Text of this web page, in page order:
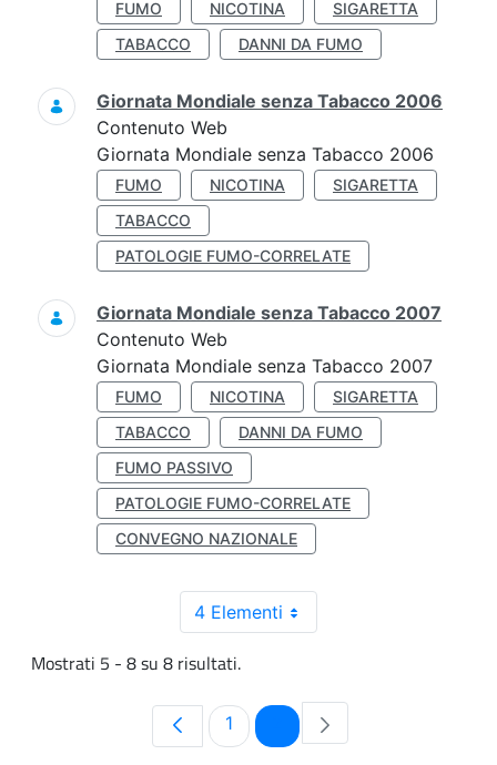
FUMO NICOTINA
SIGARETTA
TABACCO
DANNI DA FUMO
Giornata Mondiale senza Tabacco 2006
Contenuto Web
Giornata Mondiale senza Tabacco 2006
FUMO NICOTINA
SIGARETTA
TABACCO
PATOLOGIE FUMO-CORRELATE
Giornata Mondiale senza Tabacco 2007
Contenuto Web
Giornata Mondiale senza Tabacco 2007
FUMO NICOTINA
SIGARETTA
TABACCO
DANNI DA FUMO
FUMO PASSIVO
PATOLOGIE FUMO-CORRELATE
CONVEGNO NAZIONALE
4 Elementi
Mostrati 5 - 8 su 8 risultati.
Pagina
1 Pagina